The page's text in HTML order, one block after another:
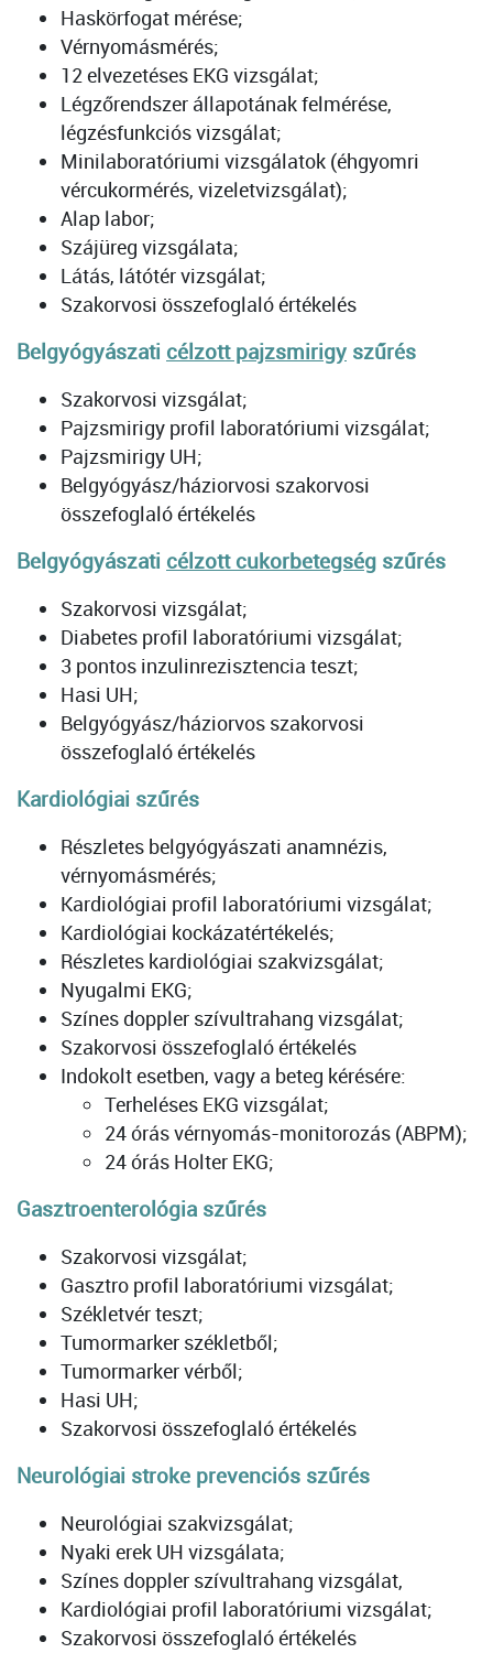
Haskörfogat mérése;
Vérnyomásmérés;
12 elvezetéses EKG vizsgálat;
Légzőrendszer állapotának felmérése,
légzésfunkciós vizsgálat;
Minilaboratóriumi vizsgálatok (éhgyomri
vércukormérés, vizeletvizsgálat);
Alap labor;
Szájüreg vizsgálata;
Látás, látótér vizsgálat;
Szakorvosi összefoglaló értékelés
Belgyógyászati célzott pajzsmirigy szűrés
Szakorvosi vizsgálat;
Pajzsmirigy profil laboratóriumi vizsgálat;
Pajzsmirigy UH;
Belgyógyász/háziorvosi szakorvosi
összefoglaló értékelés
Belgyógyászati célzott cukorbetegség szűrés
Szakorvosi vizsgálat;
Diabetes profil laboratóriumi vizsgálat;
3 pontos inzulinrezisztencia teszt;
Hasi UH;
Belgyógyász/háziorvos szakorvosi
összefoglaló értékelés
Kardiológiai szűrés
Részletes belgyógyászati anamnézis,
vérnyomásmérés;
Kardiológiai profil laboratóriumi vizsgálat;
Kardiológiai kockázatértékelés;
Részletes kardiológiai szakvizsgálat;
Nyugalmi EKG;
Színes doppler szívultrahang vizsgálat;
Szakorvosi összefoglaló értékelés
Indokolt esetben, vagy a beteg kérésére:
Terheléses EKG vizsgálat;
24 órás vérnyomás-monitorozás (ABPM);
24 órás Holter EKG;
Gasztroenterológia szűrés
Szakorvosi vizsgálat;
Gasztro profil laboratóriumi vizsgálat;
Székletvér teszt;
Tumormarker székletből;
Tumormarker vérből;
Hasi UH;
Szakorvosi összefoglaló értékelés
Neurológiai stroke prevenciós szűrés
Neurológiai szakvizsgálat;
Nyaki erek UH vizsgálata;
Színes doppler szívultrahang vizsgálat,
Kardiológiai profil laboratóriumi vizsgálat;
Szakorvosi összefoglaló értékelés